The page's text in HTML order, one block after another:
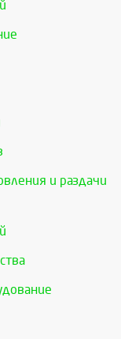
и раздачи